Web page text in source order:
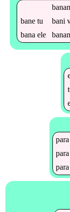
banetu bani
bana ele